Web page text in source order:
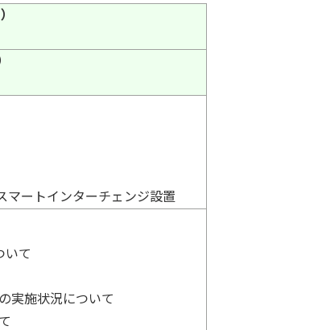
マートインターチェンジ設置
いて
実施状況について